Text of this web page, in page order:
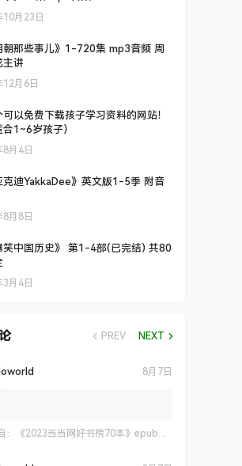
10月23日
朝那些事儿》1-720集 mp3音频 周
主讲
12月6日
可以免费下载孩子学习资料的网站！
合1~6岁孩子）
8月4日
克迪YakkaDee》英文版1-5季 附音
8月8日
笑中国历史》 第1-4部(已完结) 共80
3月4日
PREV NEXT
8月7日
： 《2023当当网好书榜70本》epub+azw3+mobi格式